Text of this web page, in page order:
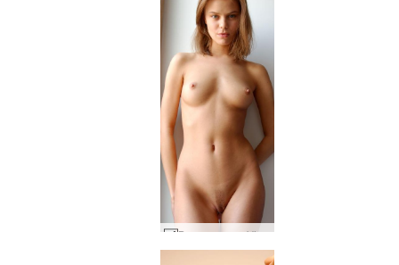
Вариации на Vika #23